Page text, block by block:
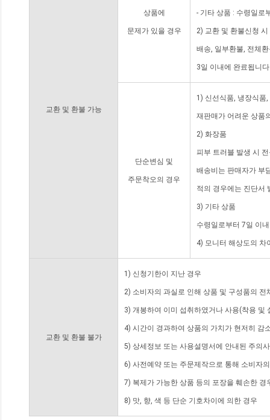
교환 및 환불 가능
상품에
문제가 있을 경우
- 기타 상품 : 수령일로
2) 교환 및 환불신청
배송, 일부환불, 전체
3일 이내에 완료됩니
단순변심 및
주문착오의 경우
1) 신선식품, 냉장식품
재판매가 어려운 상품
2) 화장품
피부 트러블 발생 시
배송비는 판매자가 부
적의 경우에는 진단서
3) 기타 상품
수령일로부터 7일 이
4) 모니터 해상도의 차
교환 및 환불 불가
1) 신청기한이 지난 경우
2) 소비자의 과실로 인해 상품 및 구성품의
3) 개봉하여 이미 섭취하였거나 사용(착용 및
4) 시간이 경과하여 상품의 가치가 현저히 감
5) 상세정보 또는 사용설명서에 안내된 주의
6) 사전예약 또는 주문제작으로 통해 소비자
7) 복제가 가능한 상품 등의 포장을 훼손한 경
8) 맛, 향, 색 등 단순 기호차이에 의한 경우